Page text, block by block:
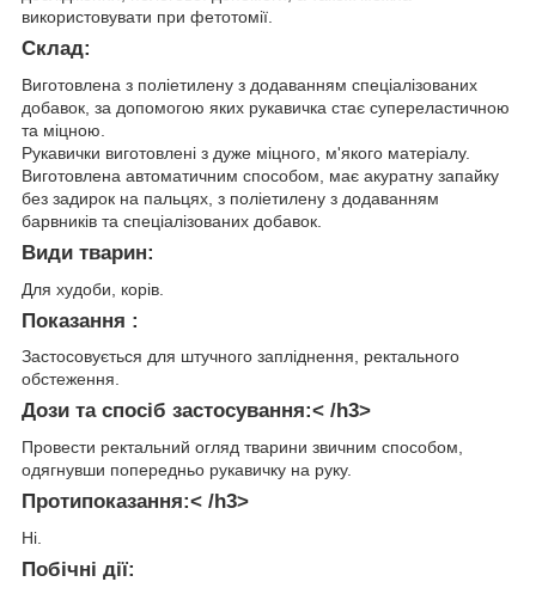
використовувати при фетотомії.
Склад:
Виготовлена з поліетилену з додаванням спеціалізованих
добавок, за допомогою яких рукавичка стає супереластичною
та міцною.
Рукавички виготовлені з дуже міцного, м'якого матеріалу.
Виготовлена автоматичним способом, має акуратну запайку
без задирок на пальцях, з поліетилену з додаванням
барвників та спеціалізованих добавок.
Види тварин:
Для худоби, корів.
Показання :
Застосовується для штучного запліднення, ректального
обстеження.
Дози та спосіб застосування:< /h3>
Провести ректальний огляд тварини звичним способом,
одягнувши попередньо рукавичку на руку.
Протипоказання:< /h3>
Ні.
Побічні дії: